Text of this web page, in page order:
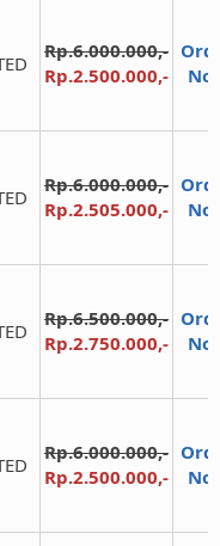
Rp.6.000.000,-
Rp.2.500.000,-
Rp.6.000.000,-
Rp.2.505.000,-
Rp.6.500.000,-
Rp.2.750.000,-
Rp.6.000.000,-
Rp.2.500.000,-